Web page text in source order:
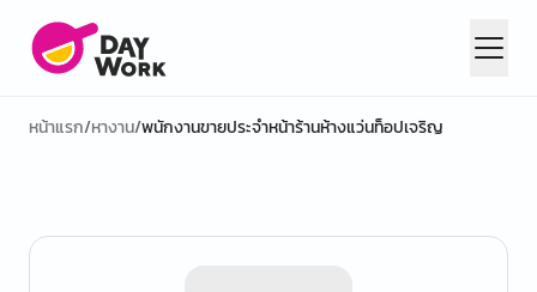
หน้าแรก/หางาน/พนักงานขายประจำหน้าร้านห้างแว่นท็อปเจริญ